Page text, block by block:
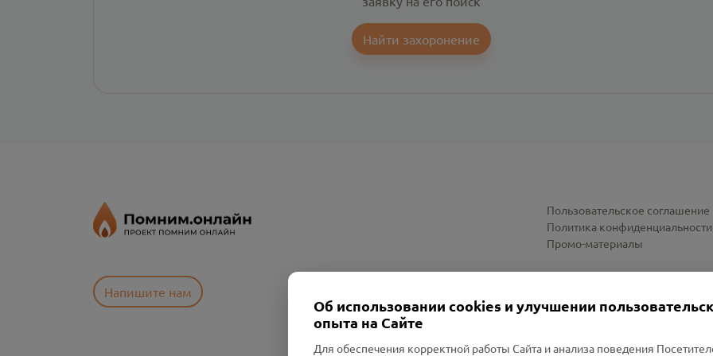
Найти захоронение
Напишите нам
Пользовательское соглашение
Политика конфиденциальности
Промо-материалы
Об использовании cookies и улучшении
опыта на Сайте
Для обеспечения корректной работы Сайта и анализа поведения